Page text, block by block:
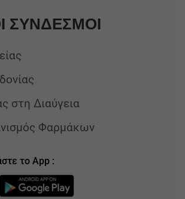
ΣΥΝΔΕΣΜΟΙ
στη Διαύγεια
Φαρμάκων
το App :